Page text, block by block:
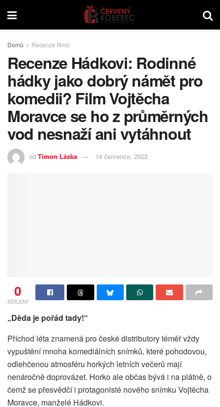
Domů Recenze filmů
Recenze Hádkovi: Rodinné
hádky jako dobrý námět pro
komedii? Film Vojtěcha
Moravce se ho z průměrných
vod nesnaží ani vytáhnout
od Timon Láska 14 července, 2022
0
SDÍLENÍ
„Děda je pořád tady!“
Příchod léta znamená pro české distributory téměř vždy
vypuštění mnoha komediálních snímků, které pohodovou,
odlehčenou atmosféru horkých letních večerů mají
nenáročně doprovázet. Horko ale občas bývá i na plátně, o
čemž se přesvědčí i protagonisté nového snímku Vojtěcha
Moravce, manželé Hádkovi.